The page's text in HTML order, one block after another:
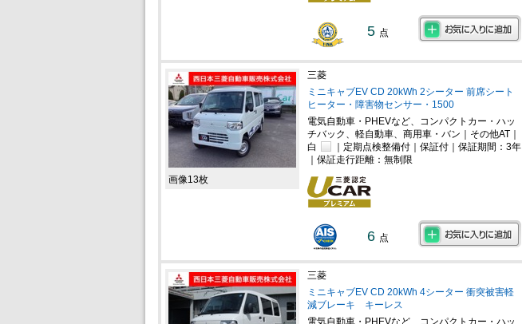
5 点
画像13枚
三菱
ミニキャブEV CD 20kWh 2シーター 前席シート
ヒーター・障害物センサー・1500
電気自動車・PHEVなど、コンパクトカー・ハッ
チバック、軽自動車、商用車・バン｜その他AT｜
白
｜定期点検整備付｜保証付｜保証期間：3年
｜保証走行距離：無制限
6 点
三菱
ミニキャブEV CD 20kWh 4シーター 衝突被害軽
減ブレーキ キーレス
電気自動車・PHEVなど、コンパクトカー・ハッ